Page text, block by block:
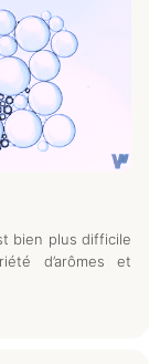
bien plus difficile
d’arômes et